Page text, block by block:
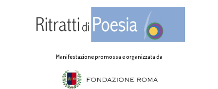
Manifestazione promossa e organizzata da